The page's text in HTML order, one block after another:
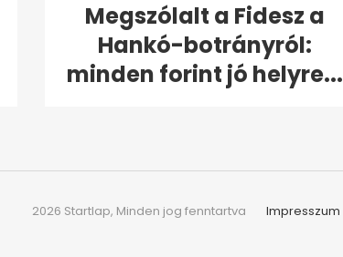
Megszólalt a Fidesz a
Hankó-botrányról:
minden forint jó helyre...
Impresszum
2026 Startlap, Minden jog fenntartva